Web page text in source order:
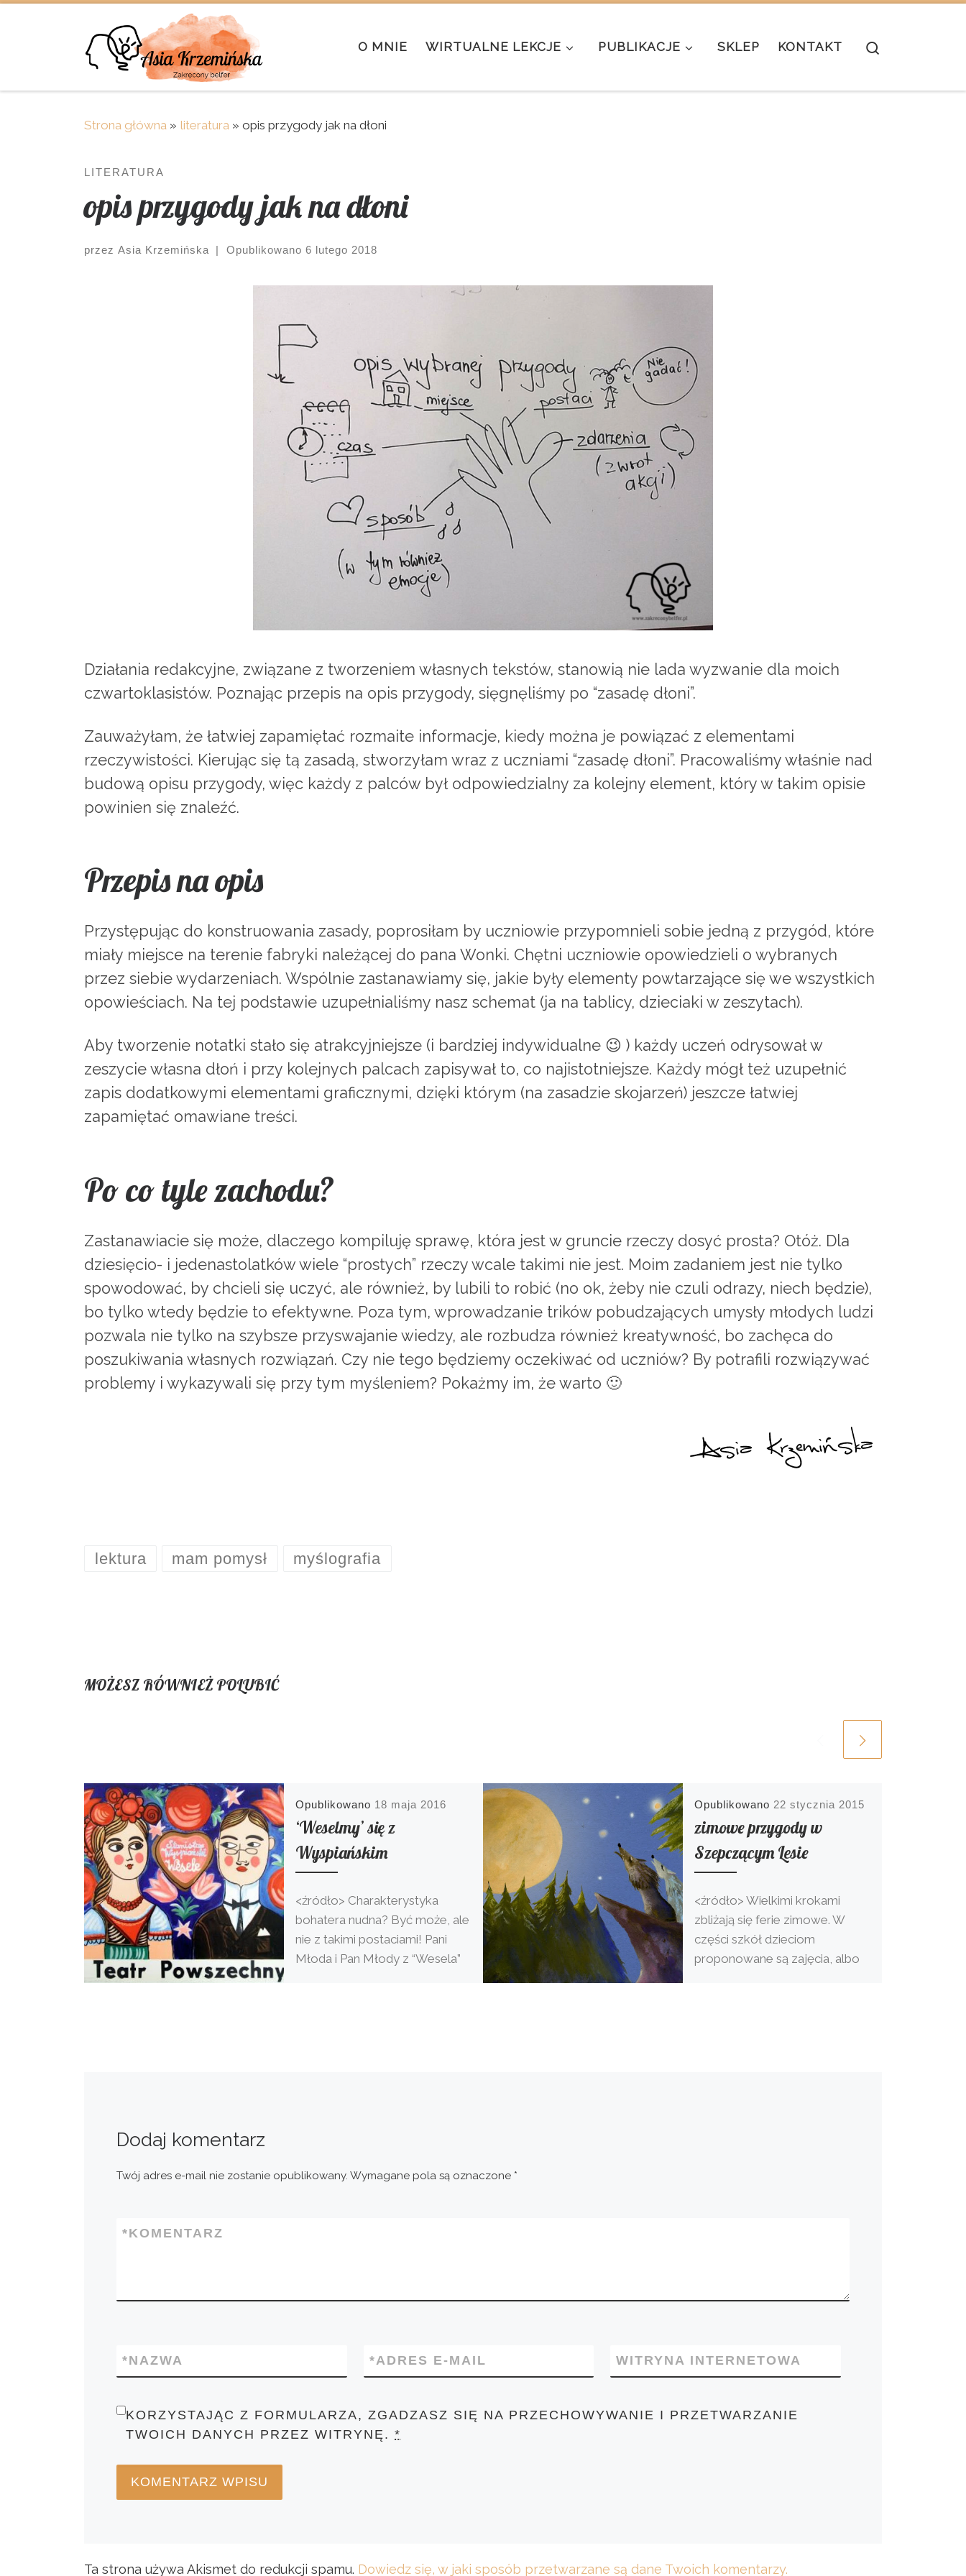
O MNIE WIRTUALNE LEKCJE PUBLIKACJE SKLEP KONTAKT
Strona główna » literatura » opis przygody jak na dłoni
LITERATURA
opis przygody jak na dłoni
przez Asia Krzemińska | Opublikowano 6 lutego 2018
Działania redakcyjne, związane z tworzeniem własnych tekstów, stanowią nie lada wyzwanie dla moich
czwartoklasistów. Poznając przepis na opis przygody, sięgnęliśmy po “zasadę dłoni”.
Zauważyłam, że łatwiej zapamiętać rozmaite informacje, kiedy można je powiązać z elementami
rzeczywistości. Kierując się tą zasadą, stworzyłam wraz z uczniami “zasadę dłoni”. Pracowaliśmy właśnie nad
budową opisu przygody, więc każdy z palców był odpowiedzialny za kolejny element, który w takim opisie
powinien się znaleźć.
Przepis na opis
Przystępując do konstruowania zasady, poprosiłam by uczniowie przypomnieli sobie jedną z przygód, które
miały miejsce na terenie fabryki należącej do pana Wonki. Chętni uczniowie opowiedzieli o wybranych
przez siebie wydarzeniach. Wspólnie zastanawiamy się, jakie były elementy powtarzające się we wszystkich
opowieściach. Na tej podstawie uzupełnialiśmy nasz schemat (ja na tablicy, dzieciaki w zeszytach).
Aby tworzenie notatki stało się atrakcyjniejsze (i bardziej indywidualne 😉 ) każdy uczeń odrysował w
zeszycie własna dłoń i przy kolejnych palcach zapisywał to, co najistotniejsze. Każdy mógł też uzupełnić
zapis dodatkowymi elementami graficznymi, dzięki którym (na zasadzie skojarzeń) jeszcze łatwiej
zapamiętać omawiane treści.
Po co tyle zachodu?
Zastanawiacie się może, dlaczego kompiluję sprawę, która jest w gruncie rzeczy dosyć prosta? Otóż. Dla
dziesięcio- i jedenastolatków wiele “prostych” rzeczy wcale takimi nie jest. Moim zadaniem jest nie tylko
spowodować, by chcieli się uczyć, ale również, by lubili to robić (no ok, żeby nie czuli odrazy, niech będzie),
bo tylko wtedy będzie to efektywne. Poza tym, wprowadzanie trików pobudzających umysły młodych ludzi
pozwala nie tylko na szybsze przyswajanie wiedzy, ale rozbudza również kreatywność, bo zachęca do
poszukiwania własnych rozwiązań. Czy nie tego będziemy oczekiwać od uczniów? By potrafili rozwiązywać
problemy i wykazywali się przy tym myśleniem? Pokażmy im, że warto 🙂
lektura mam pomysł myślografia
MOŻESZ RÓWNIEŻ POLUBIĆ
Opublikowano 18 maja 2016
‘Weselmy’ się z
Wyspiańskim
<źródło> Charakterystyka
bohatera nudna? Być może, ale
nie z takimi postaciami! Pani
Młoda i Pan Młody z “Wesela”
Opublikowano22 stycznia 2015
zimowe przygody w
Szepczącym Lesie
<źródło> Wielkimi krokami
zbliżają się ferie zimowe. W
części szkół dzieciom
proponowane są zajęcia, albo
Dodaj komentarz
Twój adres e-mail nie zostanie opublikowany. Wymagane pola są oznaczone *
KOMENTARZ
*
NAZWA
* ADRES E-MAIL
* WITRYNA INTERNETOWA
KORZYSTAJĄC Z FORMULARZA, ZGADZASZ SIĘ NA PRZECHOWYWANIE I PRZETWARZANIE
TWOICH DANYCH PRZEZ WITRYNĘ.*
Ta strona używa Akismet do redukcji spamu. Dowiedz się, w jaki sposób przetwarzane są dane Twoich komentarzy.